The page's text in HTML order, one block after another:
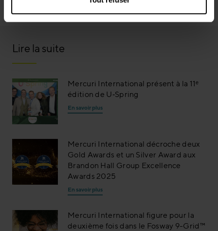
Pour en savoir plus, contactez-nous !
Lire la suite
Mercuri International présent à la 11ᵉ
édition de U‑Spring
En savoir plus
Mercuri International décroche deux
Gold Awards et un Silver Award aux
Brandon Hall Group Excellence
Awards 2025
En savoir plus
Mercuri International figure pour la
deuxième fois dans le Fosway 9-Grid™